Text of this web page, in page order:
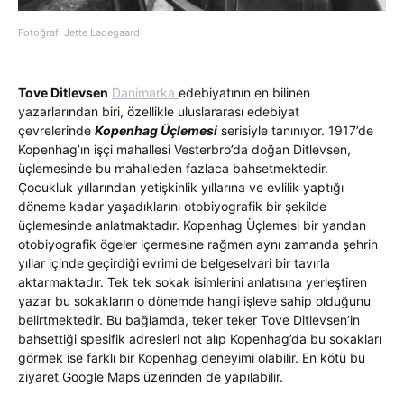
Fotoğraf: Jette Ladegaard
Tove Ditlevsen Danimarka edebiyatının en bilinen
yazarlarından biri, özellikle uluslararası edebiyat
çevrelerinde Kopenhag Üçlemesi serisiyle tanınıyor. 1917’de
Kopenhag’ın işçi mahallesi Vesterbro’da doğan Ditlevsen,
üçlemesinde bu mahalleden fazlaca bahsetmektedir.
Çocukluk yıllarından yetişkinlik yıllarına ve evlilik yaptığı
döneme kadar yaşadıklarını otobiyografik bir şekilde
üçlemesinde anlatmaktadır. Kopenhag Üçlemesi bir yandan
otobiyografik ögeler içermesine rağmen aynı zamanda şehrin
yıllar içinde geçirdiği evrimi de belgeselvari bir tavırla
aktarmaktadır. Tek tek sokak isimlerini anlatısına yerleştiren
yazar bu sokakların o dönemde hangi işleve sahip olduğunu
belirtmektedir. Bu bağlamda, teker teker Tove Ditlevsen’in
bahsettiği spesifik adresleri not alıp Kopenhag’da bu sokakları
görmek ise farklı bir Kopenhag deneyimi olabilir. En kötü bu
ziyaret Google Maps üzerinden de yapılabilir.